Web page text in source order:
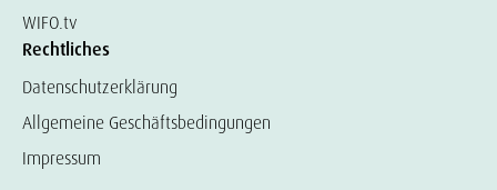
WIFO.tv
Rechtliches
Datenschutzerklärung
Allgemeine Geschäftsbedingungen
Impressum